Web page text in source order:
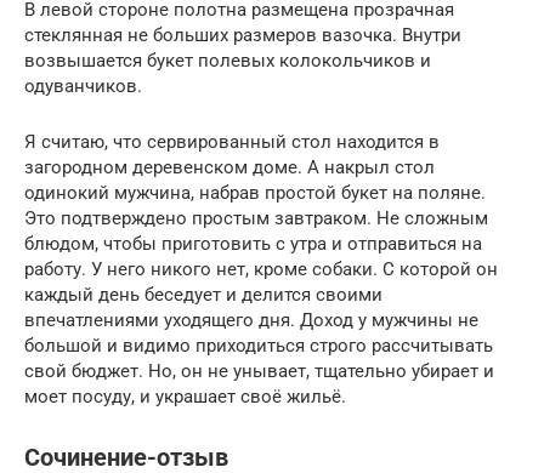
В левой стороне полотна размещена прозрачная
стеклянная не больших размеров вазочка. Внутри
возвышается букет полевых колокольчиков и
одуванчиков.
Я считаю, что сервированный стол находится в
загородном деревенском доме. А накрыл стол
одинокий мужчина, набрав простой букет на поляне.
Это подтверждено простым завтраком. Не сложным
блюдом, чтобы приготовить с утра и отправиться на
работу. У него никого нет, кроме собаки. С которой он
каждый день беседует и делится своими
впечатлениями уходящего дня. Доход у мужчины не
большой и видимо приходиться строго рассчитывать
свой бюджет. Но, он не унывает, тщательно убирает и
моет посуду, и украшает своё жильё.
Сочинение-отзыв